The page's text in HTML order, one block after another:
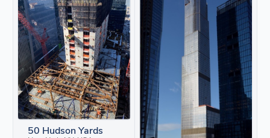
50 Hudson Yards